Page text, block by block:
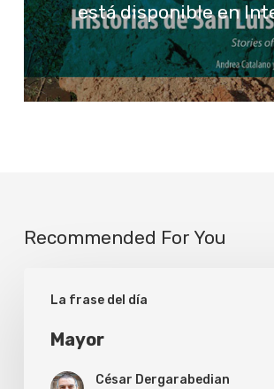
está disponible en
Recommended For You
La frase del día
Mayor
César Dergarabedian